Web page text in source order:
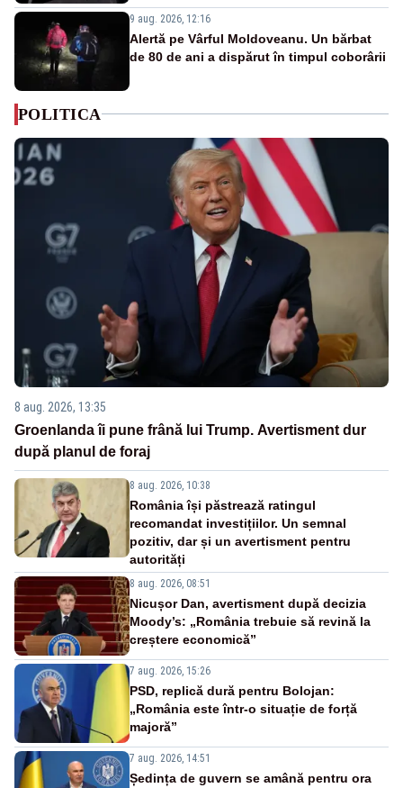
9 aug. 2026, 12:16
Alertă pe Vârful Moldoveanu. Un bărbat
de 80 de ani a dispărut în timpul coborârii
POLITICA
8 aug. 2026, 13:35
Groenlanda îi pune frână lui Trump. Avertisment dur
după planul de foraj
8 aug. 2026, 10:38
România își păstrează ratingul
recomandat investițiilor. Un semnal
pozitiv, dar și un avertisment pentru
autorități
8 aug. 2026, 08:51
Nicușor Dan, avertisment după decizia
Moody’s: „România trebuie să revină la
creștere economică”
7 aug. 2026, 15:26
PSD, replică dură pentru Bolojan:
„România este într-o situație de forță
majoră”
7 aug. 2026, 14:51
Ședința de guvern se amână pentru ora